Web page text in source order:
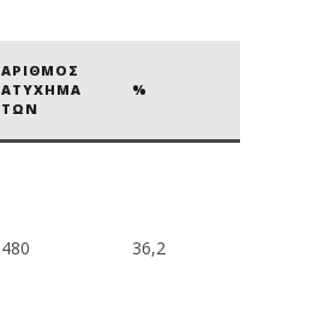
ΑΡΙΘΜΌΣ
ΑΤΥΧΗΜΆ
ΤΩΝ
%
480 36,2